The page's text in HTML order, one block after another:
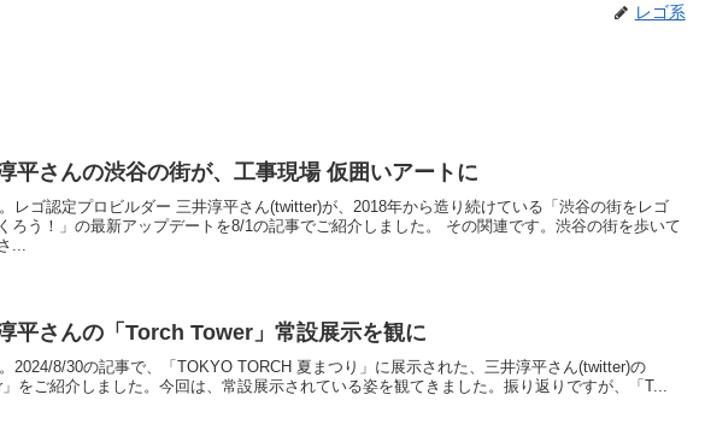
レゴ系
平さんの渋谷の街が、工事現場 仮囲いアートに
レゴ認定プロビルダー 三井淳平さん(twitter)が、2018年から造り続けている「渋谷の街をレゴ
ろう！」の最新アップデートを8/1の記事でご紹介しました。 その関連です。渋谷の街を歩いて
...
平さんの「Torch Tower」常設展示を観に
2024/8/30の記事で、「TOKYO TORCH 夏まつり」に展示された、三井淳平さん(twitter)の
」をご紹介しました。今回は、常設展示されている姿を観てきました。振り返りですが、「T...